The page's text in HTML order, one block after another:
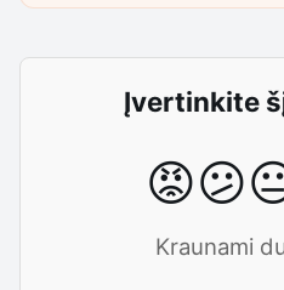
Įvertinkite
😡😕
Kraunami